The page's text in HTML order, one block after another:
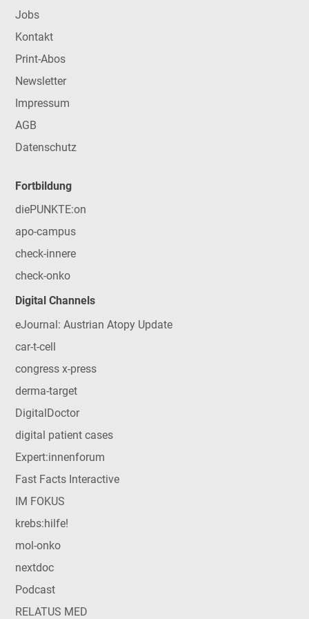
Jobs
Kontakt
Print-Abos
Newsletter
Impressum
AGB
Datenschutz
Fortbildung
diePUNKTE:on
apo-campus
check-innere
check-onko
Digital Channels
eJournal: Austrian Atopy Update
car-t-cell
congress x-press
derma-target
DigitalDoctor
digital patient cases
Expert:innenforum
Fast Facts Interactive
IM FOKUS
krebs:hilfe!
mol-onko
nextdoc
Podcast
RELATUS MED